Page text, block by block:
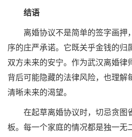
结语
离婚协议不是简单的签字画押
序的庄严承诺。它既关乎金钱的归
双方未来的安宁。作为武汉离婚律
背后可能隐藏的法律风险，也理解
清晰未来的渴望。
在起草离婚协议时，切忌贪图
板。每一个家庭的情况都是独一无